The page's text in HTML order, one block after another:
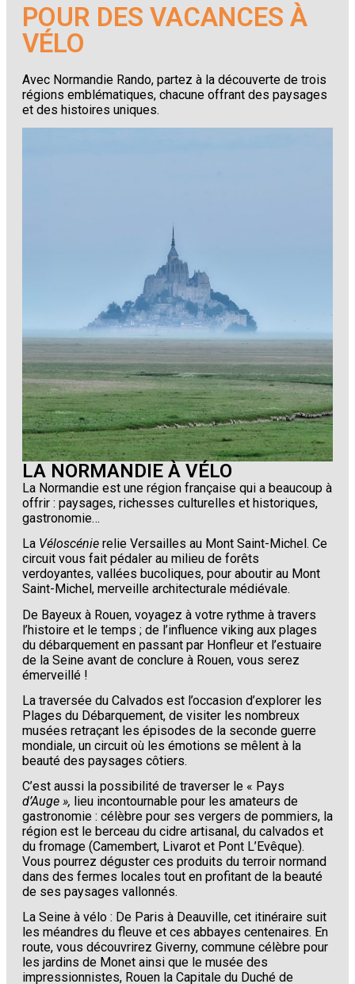
POUR DES VACANCES À
VÉLO
Avec Normandie Rando, partez à la découverte de trois
régions emblématiques, chacune offrant des paysages
et des histoires uniques.
LA NORMANDIE À VÉLO
La Normandie est une région française qui a beaucoup à
offrir : paysages, richesses culturelles et historiques,
gastronomie…
La Véloscénie relie Versailles au Mont Saint-Michel. Ce
circuit vous fait pédaler au milieu de forêts
verdoyantes, vallées bucoliques, pour aboutir au Mont
Saint-Michel, merveille architecturale médiévale.
De Bayeux à Rouen, voyagez à votre rythme à travers
l’histoire et le temps ; de l’influence viking aux plages
du débarquement en passant par Honfleur et l’estuaire
de la Seine avant de conclure à Rouen, vous serez
émerveillé !
La traversée du Calvados est l’occasion d’explorer les
Plages du Débarquement, de visiter les nombreux
musées retraçant les épisodes de la seconde guerre
mondiale, un circuit où les émotions se mêlent à la
beauté des paysages côtiers.
C’est aussi la possibilité de traverser le « Pays
d’Auge », lieu incontournable pour les amateurs de
gastronomie : célèbre pour ses vergers de pommiers, la
région est le berceau du cidre artisanal, du calvados et
du fromage (Camembert, Livarot et Pont L’Evêque).
Vous pourrez déguster ces produits du terroir normand
dans des fermes locales tout en profitant de la beauté
de ses paysages vallonnés.
La Seine à vélo : De Paris à Deauville, cet itinéraire suit
les méandres du fleuve et ces abbayes centenaires. En
route, vous découvrirez Giverny, commune célèbre pour
les jardins de Monet ainsi que le musée des
impressionnistes, Rouen la Capitale du Duché de